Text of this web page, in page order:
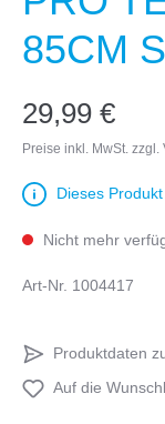
85CM
29,99 €
Preise inkl. MwSt. zzgl.
Dieses
Nicht mehr
Art-Nr. 1004417
Produktdaten
Auf die